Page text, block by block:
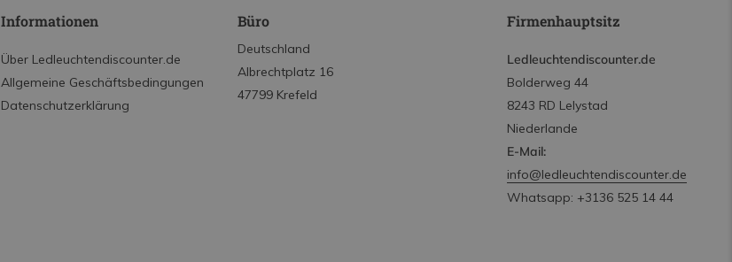
Informationen
Über Ledleuchtendiscounter.de
Allgemeine Geschäftsbedingungen
Datenschutzerklärung
Büro
Deutschland
Albrechtplatz 16
47799 Krefeld
Firmenhauptsitz
Ledleuchtendiscounter.de
Bolderweg 44
8243 RD Lelystad
Niederlande
E-Mail:
info@ledleuchtendiscounter.de
Whatsapp: +3136 525 14 44